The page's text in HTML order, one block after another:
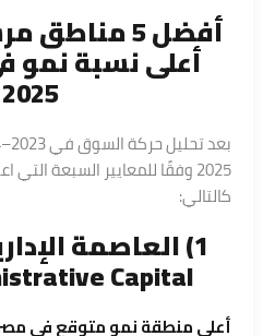
أفضل 5 مناطق
أعلى نسبة نمو
2025
2025 وفقًا للمعايير السبعة
كالتالي:
1) العاصمة
Capital